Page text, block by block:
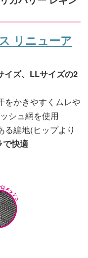
リニューア
イズ、LLサイズの2
をかきやすくムレや
シュ網を使用
る編地(ヒップより
で快適